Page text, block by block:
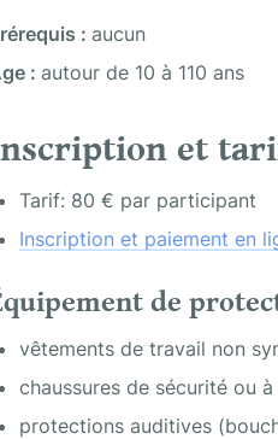
: aucun
: autour de 10 à 110 ans
et
Tarif: 80 € par participant
Inscription et paiement en
de
vêtements de travail non
chaussures de sécurité ou
protections auditives